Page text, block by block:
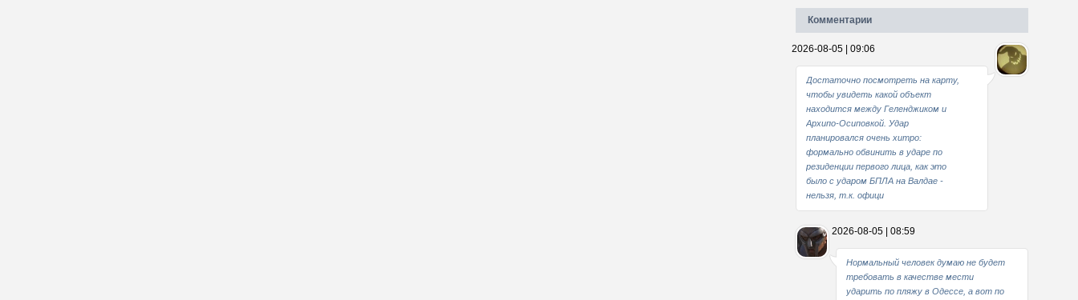
Комментарии
2026-08-05 | 09:06
Достаточно посмотреть на карту,
чтобы увидеть какой объект
находится между Геленджиком и
Архипо-Осиповкой. Удар
планировался очень хитро:
формально обвинить в ударе по
резиденции первого лица, как это
было с ударом БПЛА на Валдае -
нельзя, т.к. офици
2026-08-05 | 08:59
Нормальный человек думаю не будет
требовать в качестве мести
ударить по пляжу в Одессе, а вот по